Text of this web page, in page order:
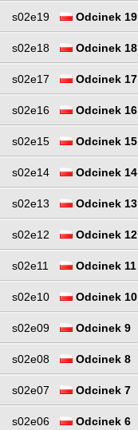
s02e19 Odcinek 19
s02e18 Odcinek 18
s02e17 Odcinek 17
s02e16 Odcinek 16
s02e15 Odcinek 15
s02e14 Odcinek 14
s02e13 Odcinek 13
s02e12 Odcinek 12
s02e11 Odcinek 11
s02e10 Odcinek 10
s02e09 Odcinek 9
s02e08 Odcinek 8
s02e07 Odcinek 7
s02e06 Odcinek 6